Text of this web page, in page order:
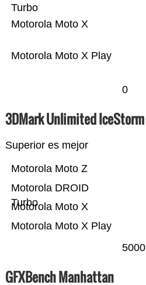
Motorola Moto X Play
Motorola Moto X
Turbo
0
3DMark Unlimited IceStorm
Superior es mejor
Motorola Moto X Play
Motorola Moto X
Motorola DROID
Turbo
Motorola Moto Z
5000
GFXBench Manhattan